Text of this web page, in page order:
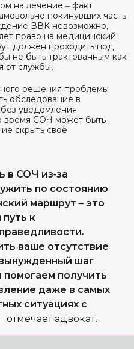
на лечение – факт
покинувших часть
ВВК невозможно,
право на медицинский
должен проходить под
не быть трактованным как
от службы;
решения проблемы
обследование в
уведомления
время СОЧ может быть
скрыть своё
в СОЧ из-за
по состоянию
маршрут – это
к
ваше отсутствие
шаг
получить
даже в самых
ситуациях с
отмечает адвокат.